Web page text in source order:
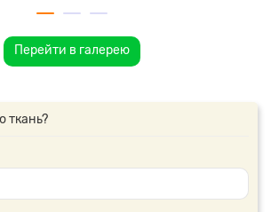
Перейти в галерею
ткань?